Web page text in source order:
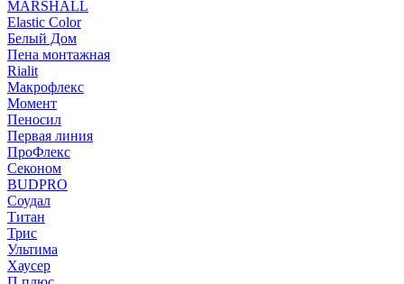
MARSHALL
Elastic Color
Белый Дом
Пена монтажная
Rialit
Макрофлекс
Момент
Пеносил
Первая линия
ПроФлекс
Секоном
BUDPRO
Соудал
Титан
Трис
Ультима
Хаусер